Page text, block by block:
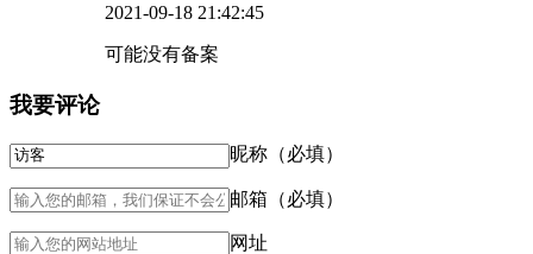
2021-09-18 21:42:45
可能没有备案
我要评论
昵称（必填）
邮箱（必填）
网址